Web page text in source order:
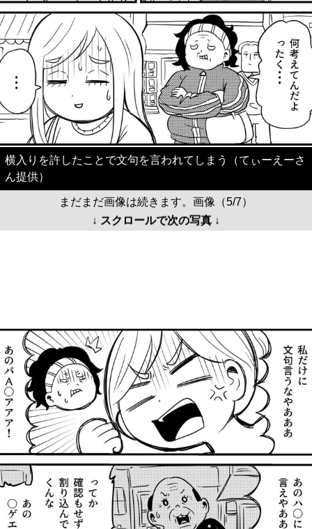
横入りを許したことで文句を言われてしまう（てぃーえーさ
ん提供）
まだまだ画像は続きます。画像（5/7）
↓ スクロールで次の写真 ↓